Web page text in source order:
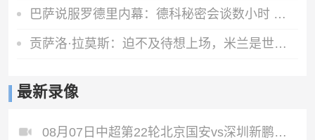
巴萨说服罗德里内幕：德科秘密会谈数小时 弗里克多次致电
贡萨洛·拉莫斯：迫不及待想上场，米兰是世上最伟大的俱乐部之一
最新录像
08月07日中超第22轮北京国安vs深圳新鹏城全场录像